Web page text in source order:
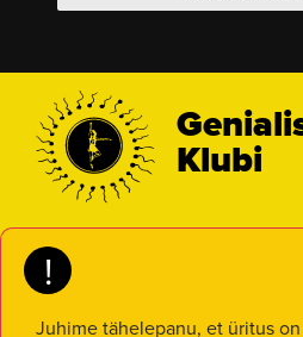
Klubi
!
Juhime tähelepanu, et üritus